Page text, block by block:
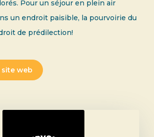
Pour un séjour en plein air
un endroit paisible, la pourvoirie du
de prédilection!
site web